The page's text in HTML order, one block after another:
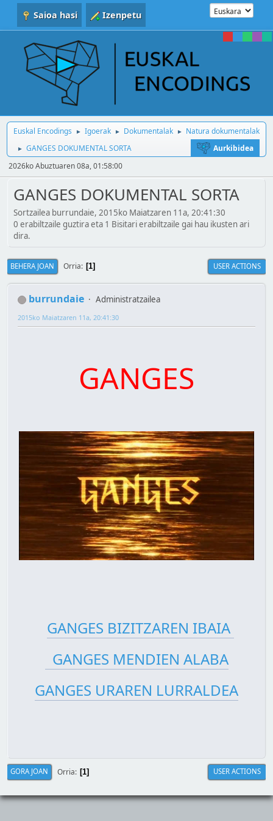
Saioa hasi Izenpetu
Euskal Encodings ► Igoerak ► Dokumentalak ► Natura dokumentalak
► GANGES DOKUMENTAL SORTA
Aurkibidea
2026ko Abuztuaren 08a, 01:58:00
GANGES DOKUMENTAL SORTA
Sortzailea burrundaie, 2015ko Maiatzaren 11a, 20:41:30
0 erabiltzaile guztira eta 1 Bisitari erabiltzaile gai hau ikusten ari
dira.
BEHERA JOAN Orria 1 USER ACTIONS
burrundaie Administratzailea
2015ko Maiatzaren 11a, 20:41:30
GANGES
GANGES BIZITZAREN IBAIA
GANGES MENDIEN ALABA
GANGES URAREN LURRALDEA
GORA JOAN Orria 1 USER ACTIONS